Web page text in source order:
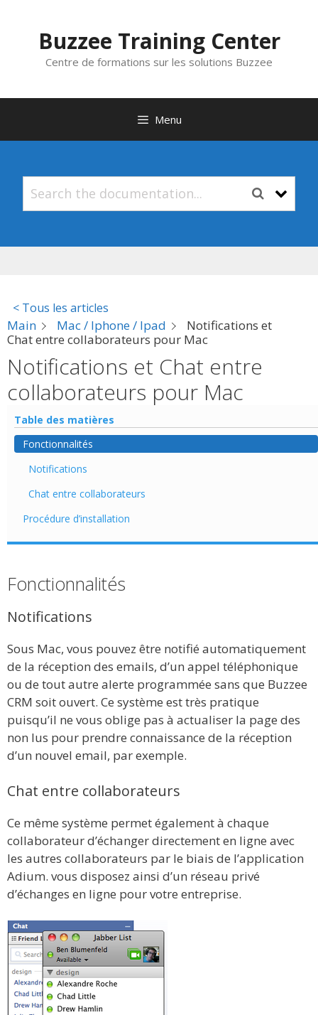
contenuBuzzee Training Center
Centre de formations sur les solutions Buzzee
Menu
< Tous les articles
Main Mac / Iphone / Ipad
Notifications et
Chat entre collaborateurs pour Mac
Notifications et Chat entre
collaborateurs pour Mac
Table des matières
Fonctionnalités
Notifications
Chat entre collaborateurs
Procédure d’installation
Fonctionnalités
Notifications
Sous Mac, vous pouvez être notifié automatiquement
de la réception des emails, d’un appel téléphonique
ou de tout autre alerte programmée sans que Buzzee
CRM soit ouvert. Ce système est très pratique
puisqu’il ne vous oblige pas à actualiser la page des
non lus pour prendre connaissance de la réception
d’un nouvel email, par exemple.
Chat entre collaborateurs
Ce même système permet également à chaque
collaborateur d’échanger directement en ligne avec
les autres collaborateurs par le biais de l’application
Adium. vous disposez ainsi d’un réseau privé
d’échanges en ligne pour votre entreprise.